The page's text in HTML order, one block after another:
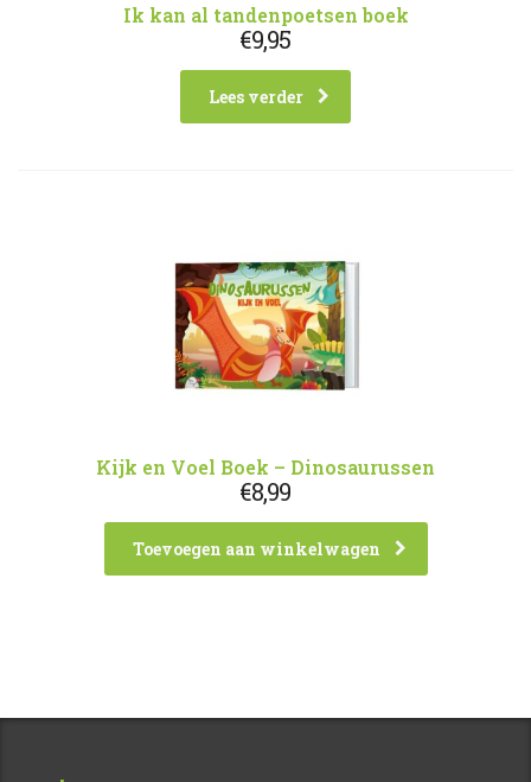
Ik kan al tandenpoetsen boek
€9,95
Lees verder
Kijk en Voel Boek – Dinosaurussen
€8,99
Toevoegen aan winkelwagen